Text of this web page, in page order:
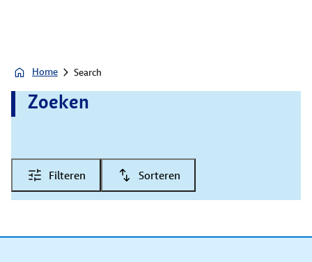
Home Search
Zoeken
Filteren Sorteren